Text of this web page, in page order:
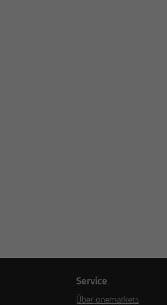
Service
Über onemarkets